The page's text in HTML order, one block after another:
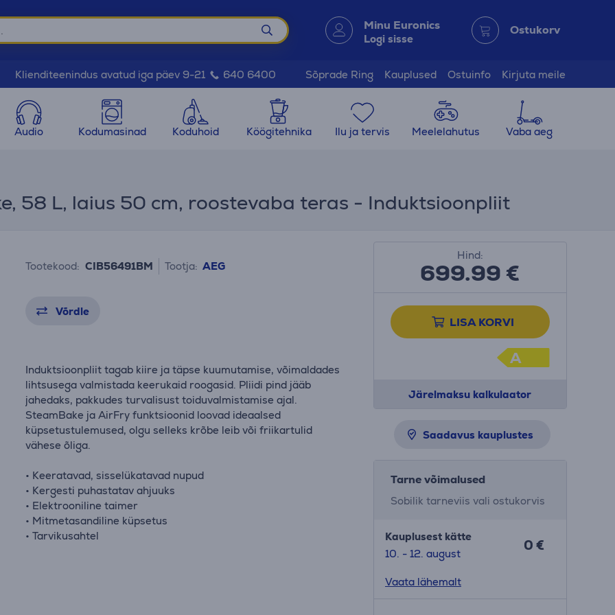
Minu Euronics
Logi sisse
Ostukorv
Klienditeenindus avatud iga päev 9-21 640 6400 Sõprade Ring Kauplused Ostuinfo Kirjuta meile
Audio Kodumasinad Koduhoid Köögitehnika Ilu ja tervis Meelelahutus Vaba aeg
58 L, laius 50 cm, roostevaba teras - Induktsioonpliit
Tootekood: CIB56491BM Tootja: AEG
Võrdle
Induktsioonpliit tagab kiire ja täpse kuumutamise, võimaldades
lihtsusega valmistada keerukaid roogasid. Pliidi pind jääb
jahedaks, pakkudes turvalisust toiduvalmistamise ajal.
SteamBake ja AirFry funktsioonid loovad ideaalsed
küpsetustulemused, olgu selleks krõbe leib või friikartulid
vähese õliga.
• Keeratavad, sisselükatavad nupud
• Kergesti puhastatav ahjuuks
• Elektrooniline taimer
• Mitmetasandiline küpsetus
• Tarvikusahtel
Hind:
699.99€
LISA KORVI
A
Järelmaksu kalkulaator
Saadavus kauplustes
Tarne võimalused
Sobilik tarneviis vali ostukorvis
Kauplusest kätte
10. - 12. august
0 €
Vaata lähemalt